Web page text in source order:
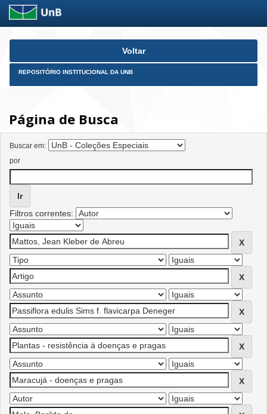
Skip
Voltar
REPOSITÓRIO INSTITUCIONAL DA UNB
Página de Busca
Buscar em:
por
Filtros correntes: